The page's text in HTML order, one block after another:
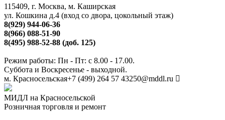
115409, г. Москва, м. Каширская
ул. Кошкина д.4 (вход со двора, цокольный этаж)
8(929) 944-06-36
8(966) 088-51-90
8(495) 988-52-88 (доб. 125)
Режим работы: Пн - Пт: с 8.00 - 17.00.
Суббота и Воскресенье - выходной.
м. Красносельская+7 (499) 264 57 43250@mddl.ru
МИДЛ на Красносельской
Розничная торговля и ремонт